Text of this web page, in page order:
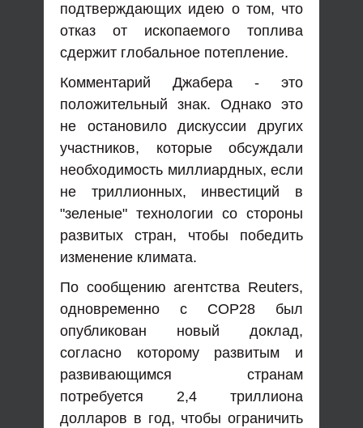
подтверждающих идею о том, что
отказ от ископаемого топлива
сдержит глобальное потепление.
Комментарий Джабера - это
положительный знак. Однако это
не остановило дискуссии других
участников, которые обсуждали
необходимость миллиардных, если
не триллионных, инвестиций в
"зеленые" технологии со стороны
развитых стран, чтобы победить
изменение климата.
По сообщению агентства Reuters,
одновременно с COP28 был
опубликован новый доклад,
согласно которому развитым и
развивающимся странам
потребуется 2,4 триллиона
долларов в год, чтобы ограничить